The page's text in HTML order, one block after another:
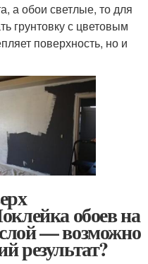
а обои светлые, то для
грунтовку с цветовым
поверхность, но и
обоев на
— возможно
результат?